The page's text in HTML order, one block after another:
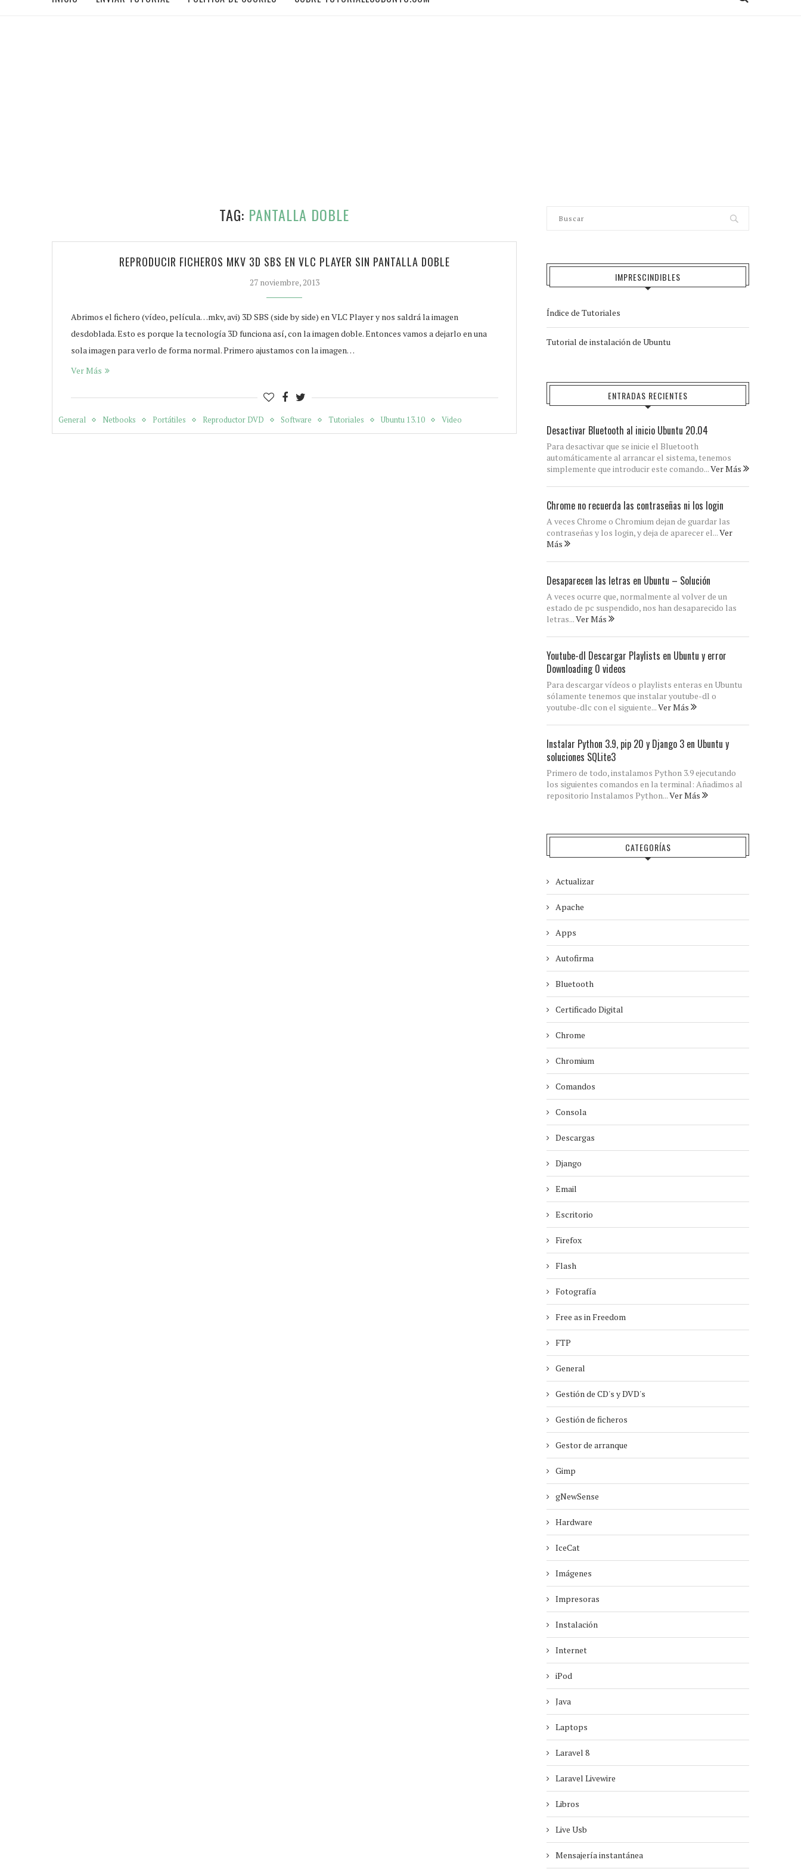
TAG: PANTALLA DOBLE
REPRODUCIR FICHEROS MKV 3D SBS EN VLC PLAYER SIN PANTALLA DOBLE
27 noviembre, 2013
Abrimos el fichero (vídeo, película…mkv, avi) 3D SBS (side by side) en VLC Player y nos saldrá la imagen
desdoblada. Esto es porque la tecnología 3D funciona así, con la imagen doble. Entonces vamos a dejarlo en una
sola imagen para verlo de forma normal. Primero ajustamos con la imagen…
Ver Más
General Netbooks Portátiles Reproductor DVD Software Tutoriales Ubuntu 13.10 Video
IMPRESCINDIBLES
Índice de Tutoriales
Tutorial de instalación de Ubuntu
ENTRADAS RECIENTES
Desactivar Bluetooth al inicio Ubuntu 20.04
Para desactivar que se inicie el Bluetooth
automáticamente al arrancar el sistema, tenemos
simplemente que introducir este comando...Ver Más
Chrome no recuerda las contraseñas ni los login
A veces Chrome o Chromium dejan de guardar las
contraseñas y los login, y deja de aparecer el...Ver
Más
Desaparecen las letras en Ubuntu – Solución
A veces ocurre que, normalmente al volver de un
estado de pc suspendido, nos han desaparecido las
letras...Ver Más
Youtube-dl Descargar Playlists en Ubuntu y error
Downloading 0 videos
Para descargar vídeos o playlists enteras en Ubuntu
sólamente tenemos que instalar youtube-dl o
youtube-dlc con el siguiente...Ver Más
Instalar Python 3.9, pip 20 y Django 3 en Ubuntu y
soluciones SQLite3
Primero de todo, instalamos Python 3.9 ejecutando
los siguientes comandos en la terminal: Añadimos al
repositorio Instalamos Python...Ver Más
CATEGORÍAS
Actualizar
Apache
Apps
Autofirma
Bluetooth
Certificado Digital
Chrome
Chromium
Comandos
Consola
Descargas
Django
Email
Escritorio
Firefox
Flash
Fotografía
Free as in Freedom
FTP
General
Gestión de CD's y DVD's
Gestión de ficheros
Gestor de arranque
Gimp
gNewSense
Hardware
IceCat
Imágenes
Impresoras
Instalación
Internet
iPod
Java
Laptops
Laravel 8
Laravel Livewire
Libros
Live Usb
Mensajería instantánea